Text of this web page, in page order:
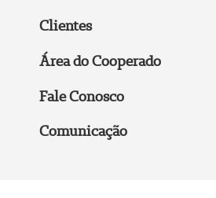
Clientes
Área do Cooperado
Fale Conosco
Comunicação